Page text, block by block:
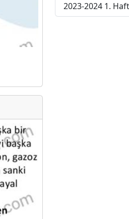
2023-2024 1.